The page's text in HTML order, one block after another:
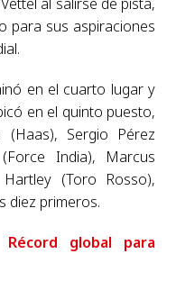
para sus aspiraciones
en el cuarto lugar y
en el quinto puesto,
(Haas), Sergio Pérez
India), Marcus
(Toro Rosso),
diez primeros.
Récord global para